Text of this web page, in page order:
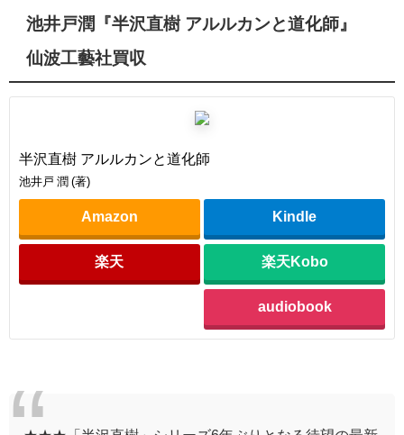
池井戸潤『半沢直樹 アルルカンと道化師』
仙波工藝社買収
半沢直樹 アルルカンと道化師
池井戸 潤 (著)
Amazon Kindle
楽天 楽天Kobo
audiobook